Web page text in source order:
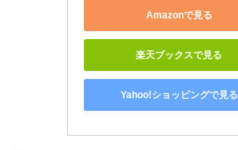
Amazonで見る
楽天ブックスで見る
Yahoo!ショッピングで見る